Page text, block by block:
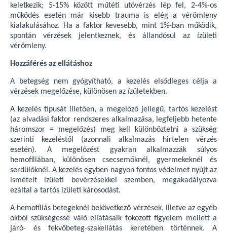
keletkezik; 5-15% között műtéti utóvérzés lép fel, 2-4%-os
működés esetén már kisebb trauma is elég a vérömleny
kialakulásához. Ha a faktor kevesebb, mint 1%-ban működik,
spontán vérzések jelentkeznek, és állandósul az ízületi
vérömleny.
Hozzáférés az ellátáshoz
A betegség nem gyógyítható, a kezelés elsődleges célja a
vérzések megelőzése, különösen az ízületekben.
A kezelés típusát illetően, a megelőző jellegű, tartós kezelést
(az alvadási faktor rendszeres alkalmazása, legfeljebb hetente
háromszor = megelőzés) meg kell különböztetni a szükség
szerinti kezeléstől (azonnali alkalmazás hirtelen vérzés
esetén). A megelőzést gyakran alkalmazzák súlyos
hemofíliában, különösen csecsemőknél, gyermekeknél és
serdülőknél. A kezelés egyben nagyon fontos védelmet nyújt az
ismételt ízületi bevérzésekkel szemben, megakadályozva
ezáltal a tartós ízületi károsodást.
A hemofíliás betegeknél bekövetkező vérzések, illetve az egyéb
okból szükségessé váló ellátásaik fokozott figyelem mellett a
járó- és fekvőbeteg-szakellátás keretében történnek. A